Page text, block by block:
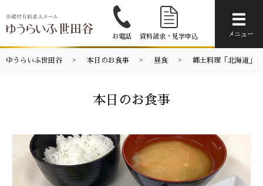
お電話 資料請求・見学申込 メニュー
ゆうらいふ世田谷 本日のお食事 昼食 郷土料理「北海道」
本日のお食事